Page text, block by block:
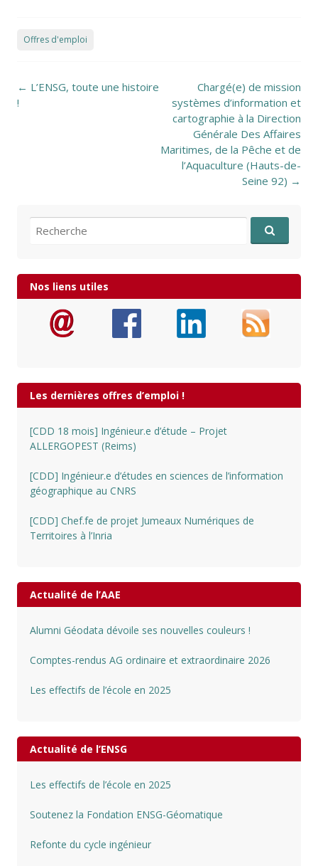
Offres d'emploi
Post navigation
← L’ENSG, toute une histoire
!
Chargé(e) de mission
systèmes d’information et
cartographie à la Direction
Générale Des Affaires
Maritimes, de la Pêche et de
l’Aquaculture (Hauts-de-
Seine 92) →
Recherche pour:
Nos liens utiles
Les dernières offres d’emploi !
[CDD 18 mois] Ingénieur.e d’étude – Projet
ALLERGOPEST (Reims)
[CDD] Ingénieur.e d’études en sciences de l’information
géographique au CNRS
[CDD] Chef.fe de projet Jumeaux Numériques de
Territoires à l’Inria
Actualité de l’AAE
Alumni Géodata dévoile ses nouvelles couleurs !
Comptes-rendus AG ordinaire et extraordinaire 2026
Les effectifs de l’école en 2025
Actualité de l’ENSG
Les effectifs de l’école en 2025
Soutenez la Fondation ENSG-Géomatique
Refonte du cycle ingénieur